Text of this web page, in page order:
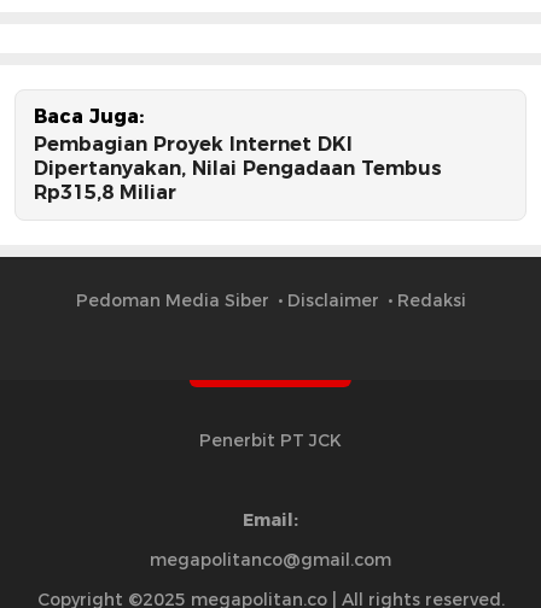
Baca Juga:
Pembagian Proyek Internet DKI
Dipertanyakan, Nilai Pengadaan Tembus
Rp315,8 Miliar
Pedoman Media Siber Disclaimer Redaksi
Penerbit PT JCK
Email:
megapolitanco@gmail.com
Copyright ©2025 megapolitan.co | All rights reserved.